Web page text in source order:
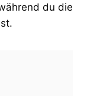
du die